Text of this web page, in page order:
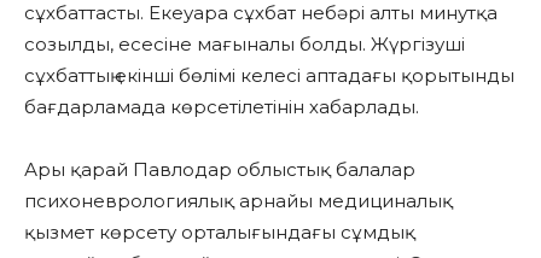
сұхбаттасты. Екеуара сұхбат небәрі алты минутқа
созылды, есесіне мағыналы болды. Жүргізуші
сұхбаттың екінші бөлімі келесі аптадағы қорытынды
бағдарламада көрсетілетінін хабарлады.
Ары қарай Павлодар облыстық балалар
психоневрологиялық арнайы медициналық
қызмет көрсету орталығындағы сұмдық